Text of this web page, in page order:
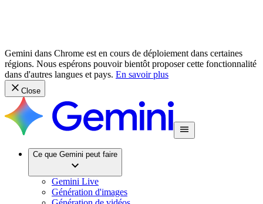
Gemini dans Chrome est en cours de déploiement dans certaines
régions. Nous espérons pouvoir bientôt proposer cette fonctionnalité
dans d'autres langues et pays. En savoir plus
Close
Ce que Gemini peut faire
Gemini Live
Génération d'images